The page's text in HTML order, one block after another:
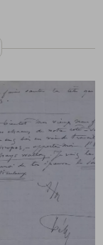
musée Félicien